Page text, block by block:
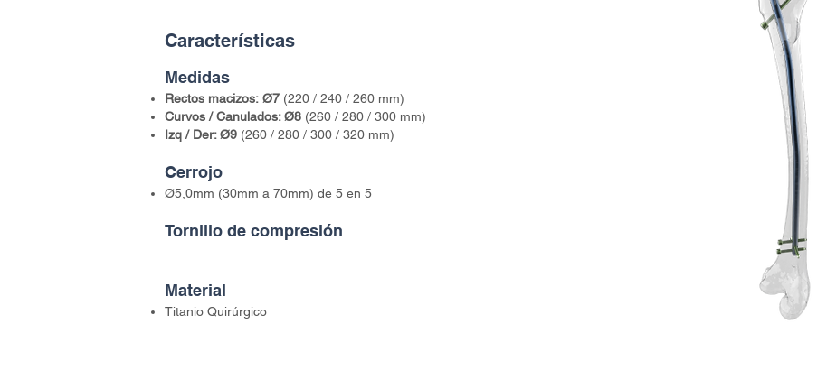
Características
Medidas
Rectos macizos: Ø7 (220 / 240 / 260 mm)
Curvos / Canulados: Ø8 (260 / 280 / 300 mm)
Izq / Der: Ø9 (260 / 280 / 300 / 320 mm)
Cerrojo
Ø5,0mm (30mm a 70mm) de 5 en 5
Tornillo de compresión
Material
Titanio Quirúrgico